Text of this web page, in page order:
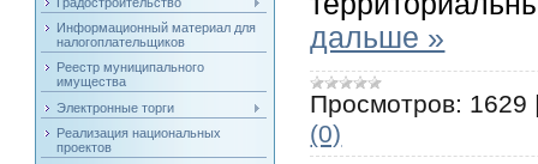
Информационный материал для
налогоплательщиков
Реестр муниципального
имущества
Электронные торги
Реализация национальных
проектов
дальше »
Просмотров: 1629
(0)